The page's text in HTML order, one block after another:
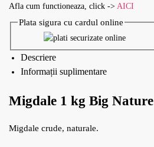
Afla cum functioneaza, click -> AICI
Plata sigura cu cardul online
Descriere
Informații suplimentare
Migdale 1 kg Big Nature
Migdale crude, naturale.